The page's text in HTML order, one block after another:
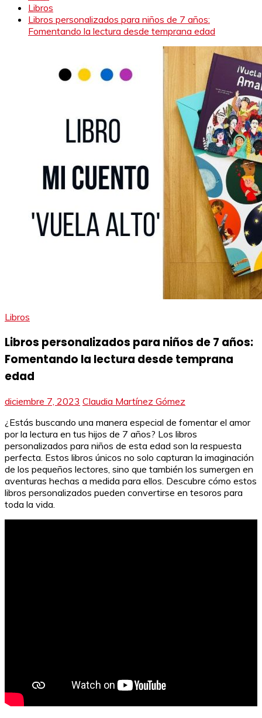
Libros
Libros personalizados para niños de 7 años:
Fomentando la lectura desde temprana edad
Libros
Libros personalizados para niños de 7 años:
Fomentando la lectura desde temprana
edad
diciembre 7, 2023 Claudia Martínez Gómez
¿Estás buscando una manera especial de fomentar el amor
por la lectura en tus hijos de 7 años? Los libros
personalizados para niños de esta edad son la respuesta
perfecta. Estos libros únicos no solo capturan la imaginación
de los pequeños lectores, sino que también los sumergen en
aventuras hechas a medida para ellos. Descubre cómo estos
libros personalizados pueden convertirse en tesoros para
toda la vida.